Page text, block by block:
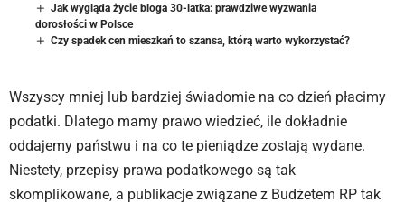
Jak wygląda życie bloga 30-latka: prawdziwe wyzwania
dorosłości w Polsce
Czy spadek cen mieszkań to szansa, którą warto wykorzystać?
Wszyscy mniej lub bardziej świadomie na co dzień płacimy
podatki. Dlatego mamy prawo wiedzieć, ile dokładnie
oddajemy państwu i na co te pieniądze zostają wydane.
Niestety, przepisy prawa podatkowego są tak
skomplikowane, a publikacje związane z Budżetem RP tak